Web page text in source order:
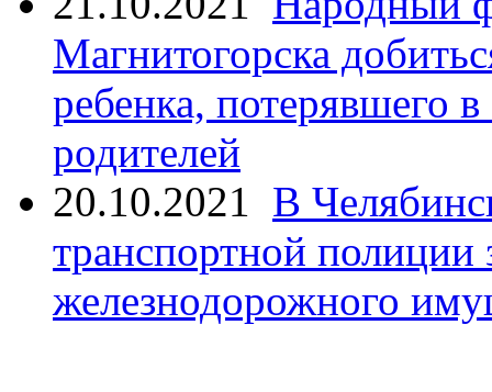
Магнитогорска
ребенка, потерявшего
родителей
20.10.2021 В
транспортной
железнодорожного